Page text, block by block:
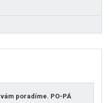
poradíme. PO-PÁ